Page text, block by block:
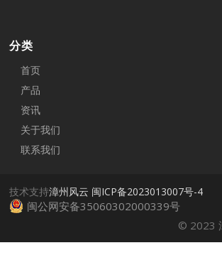
分类
首页
产品
资讯
关于我们
联系我们
技术支持漳州风云 闽ICP备2023013007号-4
闽公网安备35060302000339号
© 2023